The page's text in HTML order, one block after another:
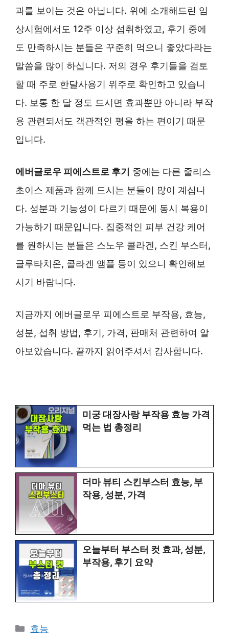
과를 보이는 것은 아닙니다. 위에 소개해드린 임
상시험에서도 12주 이상 섭취하였고, 후기 중에
도 만족하시는 분들은 꾸준히 먹으니 좋았다라는
말씀을 많이 하십니다. 저의 경우 후기들을 검토
할 때 주로 한달사용기 위주로 확인하고 있습니
다. 보통 한 달 정도 드시면 효과뿐만 아니라 부작
용 관련되서도 객관적인 평을 하는 편이기 때문
입니다.
에버글로우 피에스트로 후기
중에는 다른 줄리스
초이스 제품과 함께 드시는 분들이 많이 계십니
다. 성분과 기능성이 다르기 때문에 동시 복용이
가능하기 때문입니다. 집중적인 피부 건강 케어
를 원하시는 분들은 스노우 콜라겐, 스킨 부스터,
글루타치온, 콜라겐 앰플 등이 있으니 확인해보
시기 바랍니다.
지금까지 에버글로우 피에스트로 부작용, 효능,
성분, 섭취 방법, 후기, 가격, 판매처 관련하여 알
아보았습니다. 끝까지 읽어주셔서 감사합니다.
미궁 대장사랑 부작용 효능 가격
먹는 법 총정리
더마 뷰티 스킨부스터 효능, 부
작용, 성분, 가격
오늘부터 부스터 컷 효과, 성분,
부작용, 후기 요약
Categories
효능